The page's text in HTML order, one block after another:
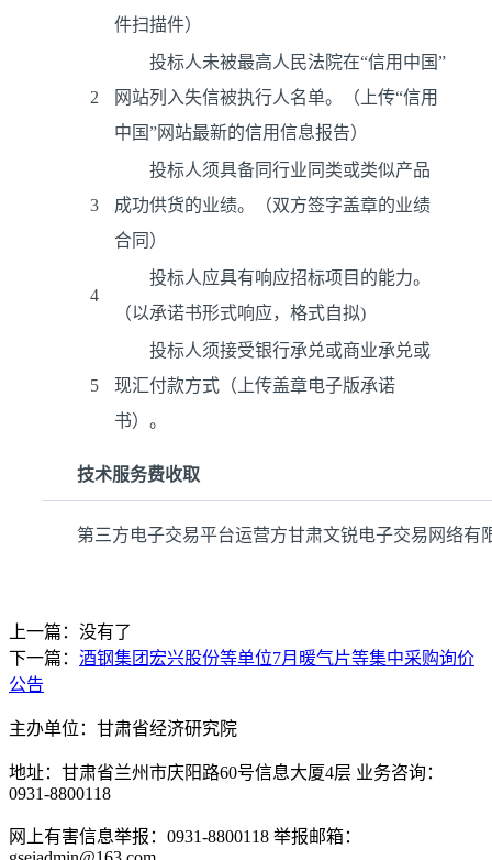
件扫描件）
2
投标人未被最高人民法院在“信用中国”
网站列入失信被执行人名单。（上传“信用
中国”网站最新的信用信息报告）
3
投标人须具备同行业同类或类似产品
成功供货的业绩。（双方签字盖章的业绩
合同）
4
投标人应具有响应招标项目的能力。
（以承诺书形式响应，格式自拟)
5
投标人须接受银行承兑或商业承兑或
现汇付款方式（上传盖章电子版承诺
书）。
技术服务费收取
第三方电子交易平台运营方甘肃文锐电子交易网络
上一篇：没有了
下一篇： 酒钢集团宏兴股份等单位7月暖气片等集中采购询价
公告
主办单位：甘肃省经济研究院
地址：甘肃省兰州市庆阳路60号信息大厦4层 业务咨询：
0931-8800118
网上有害信息举报：0931-8800118 举报邮箱：